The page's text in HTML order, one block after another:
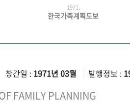
1971.
한국가족계획도보
창간일 : 1971년 03월 발행정보 :
FAMILY PLANNING